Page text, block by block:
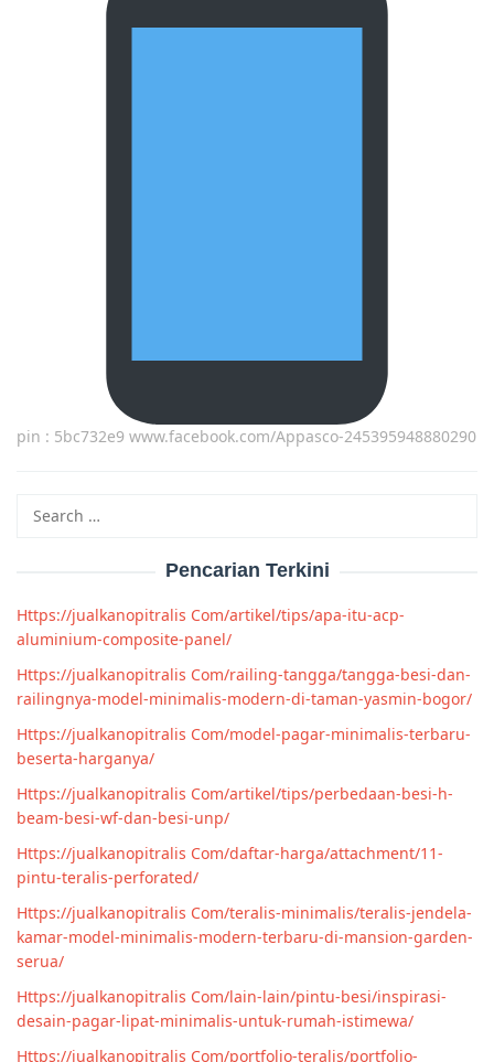
pin : 5bc732e9 www.facebook.com/Appasco-245395948880290
Pencarian Terkini
Https://jualkanopitralis Com/artikel/tips/apa-itu-acp-
aluminium-composite-panel/
Https://jualkanopitralis Com/railing-tangga/tangga-besi-dan-
railingnya-model-minimalis-modern-di-taman-yasmin-bogor/
Https://jualkanopitralis Com/model-pagar-minimalis-terbaru-
beserta-harganya/
Https://jualkanopitralis Com/artikel/tips/perbedaan-besi-h-
beam-besi-wf-dan-besi-unp/
Https://jualkanopitralis Com/daftar-harga/attachment/11-
pintu-teralis-perforated/
Https://jualkanopitralis Com/teralis-minimalis/teralis-jendela-
kamar-model-minimalis-modern-terbaru-di-mansion-garden-
serua/
Https://jualkanopitralis Com/lain-lain/pintu-besi/inspirasi-
desain-pagar-lipat-minimalis-untuk-rumah-istimewa/
Https://jualkanopitralis Com/portfolio-teralis/portfolio-